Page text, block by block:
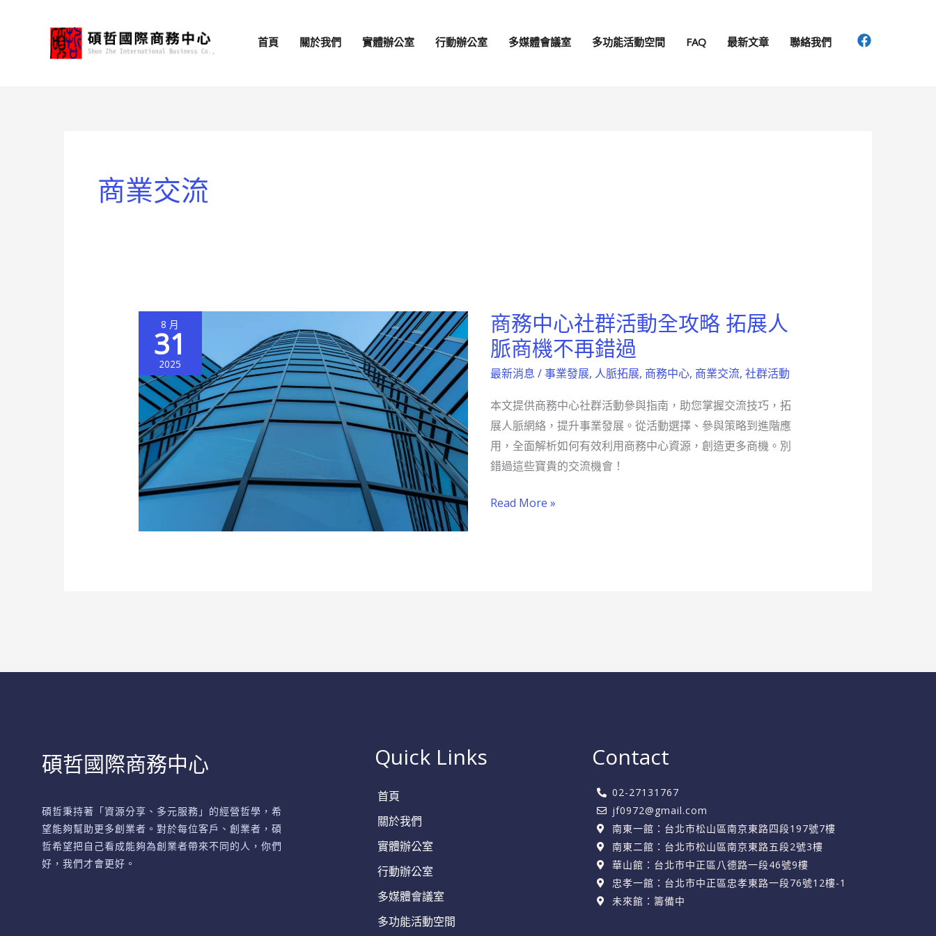
首頁 關於我們 實體辦公室 行動辦公室 多媒體會議室 多功能活動空間 FAQ 最新文章 聯絡我們
商業交流
8 月
31
2025
商務中心社群活動全攻略 拓展人
脈商機不再錯過
最新消息 /事業發展, 人脈拓展, 商務中心, 商業交流, 社群活動
本文提供商務中心社群活動參與指南，助您掌握交流技巧，拓
展人脈網絡，提升事業發展。從活動選擇、參與策略到進階應
用，全面解析如何有效利用商務中心資源，創造更多商機。別
錯過這些寶貴的交流機會！
商
務
中
心
社
群
活
動
攻
Read More »
碩哲國際商務中心
碩哲秉持著「資源分享、多元服務」的經營哲學，希
望能夠幫助更多創業者。對於每位客戶、創業者，碩
哲希望把自己看成能夠為創業者帶來不同的人，你們
好，我們才會更好。
Quick Links
首頁
關於我們
實體辦公室
行動辦公室
多媒體會議室
多功能活動空間
Contact
02-27131767
jf0972@gmail.com
南東一館：台北市松山區南京東路四段197號7樓
南東二館：台北市松山區南京東路五段2號3樓
華山館：台北市中正區八德路一段46號9樓
忠孝一館：台北市中正區忠孝東路一段76號12樓-1
未來館：籌備中